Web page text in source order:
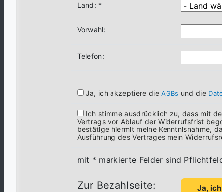
Land: *
Vorwahl:
Telefon:
Ja, ich akzeptiere dieAGBs und die
Ich stimme ausdrücklich zu, dass mit
Vertrags vor Ablauf der Widerrufsfrist
bestätige hiermit meine Kenntnisnahme,
Ausführung des Vertrages mein
mit * markierte Felder sind
Zur Bezahlseite: